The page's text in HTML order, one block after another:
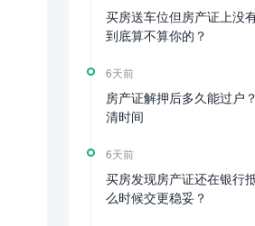
买房送车位但房产证上没
到底算不算你的？
6天前
房产证解押后多久能过户
清时间
6天前
买房发现房产证还在银行
么时候交更稳妥？